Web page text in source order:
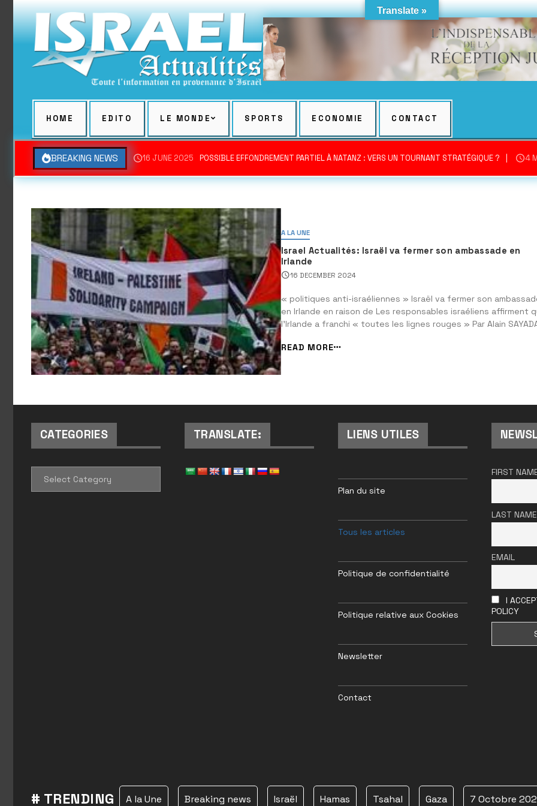
Skip
to
content
HOME EDITO LE MONDE SPORTS ECONOMIE CONTACT
BREAKING NEWS 16 JUNE 2025 POSSIBLE EFFONDREMENT PARTIEL À NATANZ : VERS UN TOURNANT STRATÉGIQUE ? 4
A LA UNE
Israel Actualités: Israël va fermer son ambassade en
Irlande
16 DECEMBER 2024
« politiques anti-israéliennes » Israël va fermer son
en Irlande en raison de Les responsables israéliens affirment
l’Irlande a franchi « toutes les lignes rouges » Par Alain
pour Israel Actualités Digital Israël a annoncé qu’il fermerait son
ambassade en Irlande dans les semaines à venir en raison des «
politi...
READ MORE
CATEGORIES TRANSLATE: LIENS UTILES
Plan du site
Tous les articles
Politique de confidentialité
Politique relative aux Cookies
Newsletter
Contact
FIRST
LAST NAME
EMAIL
I
POLICY
# TRENDING A la Une Breaking news Israël Hamas Tsahal Gaza 7 Octobre
Translate »